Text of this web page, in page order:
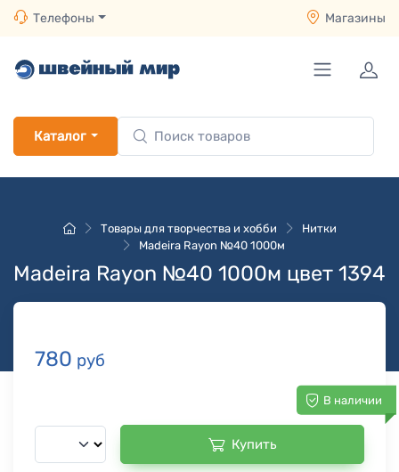
Телефоны Магазины
Каталог
Товары для творчества и хобби
Нитки
Madeira Rayon №40 1000м
Madeira Rayon №40 1000м цвет 1394
780 руб
В наличии
Купить